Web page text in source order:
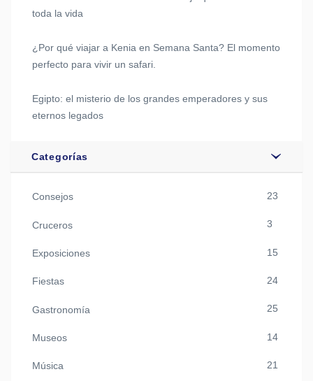
toda la vida
¿Por qué viajar a Kenia en Semana Santa? El momento
perfecto para vivir un safari.
Egipto: el misterio de los grandes emperadores y sus
eternos legados
Categorías
Consejos 23
Cruceros 3
Exposiciones 15
Fiestas 24
Gastronomía 25
Museos 14
Música 21